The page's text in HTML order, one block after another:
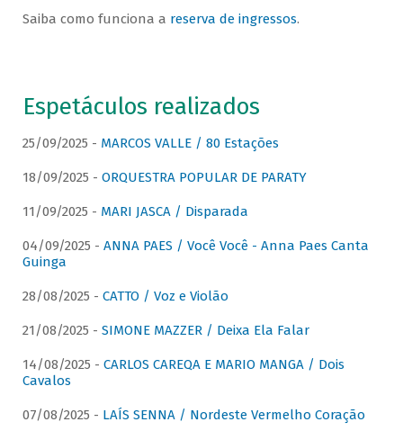
Saiba como funciona a reserva de ingressos.
Espetáculos realizados
25/09/2025 - MARCOS VALLE / 80 Estações
18/09/2025 - ORQUESTRA POPULAR DE PARATY
11/09/2025 - MARI JASCA / Disparada
04/09/2025 - ANNA PAES / Você Você - Anna Paes Canta
Guinga
28/08/2025 - CATTO / Voz e Violão
21/08/2025 - SIMONE MAZZER / Deixa Ela Falar
14/08/2025 - CARLOS CAREQA E MARIO MANGA / Dois
Cavalos
07/08/2025 - LAÍS SENNA / Nordeste Vermelho Coração